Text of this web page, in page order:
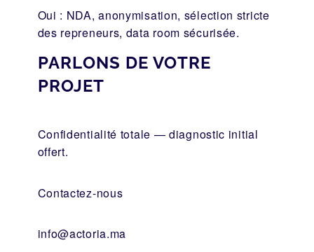
Oui : NDA, anonymisation, sélection stricte
des repreneurs, data room sécurisée.
PARLONS DE VOTRE
PROJET
Confidentialité totale — diagnostic initial
offert.
Contactez-nous
info@actoria.ma